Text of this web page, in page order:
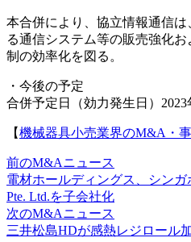
本合併により、協立情報通信
る通信システム等の販売強化
制の効率化を図る。
・今後の予定
合併予定日（効力発生日）2023
【機械器具小売業界のM&A・
前のM&Aニュース
電材ホールディングス、シンガ
Pte. Ltd.を子会社化
次のM&Aニュース
三井松島HDが感熱レジロール